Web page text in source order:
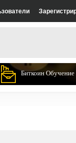
Биткоин Обучение